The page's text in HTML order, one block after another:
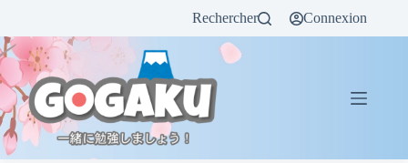
Rechercher Connexion